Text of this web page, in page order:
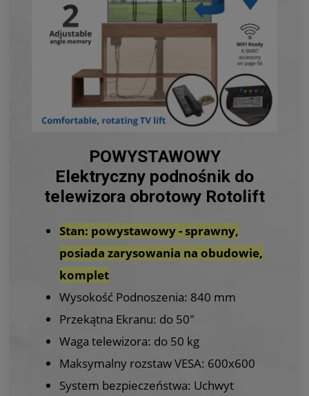
POWYSTAWOWY
Elektryczny podnośnik do
telewizora obrotowy Rotolift
Stan: powystawowy - sprawny,
posiada zarysowania na obudowie,
komplet
Wysokość Podnoszenia: 840 mm
Przekątna Ekranu: do 50"
Waga telewizora: do 50 kg
Maksymalny rozstaw VESA: 600x600
System bezpieczeństwa: Uchwyt